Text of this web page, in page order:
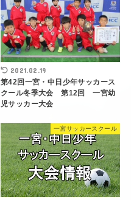
2021.02.19
第42回一宮・中日少年サッカース
クール冬季大会 第12回 一宮幼
児サッカー大会
一宮サッカースクール